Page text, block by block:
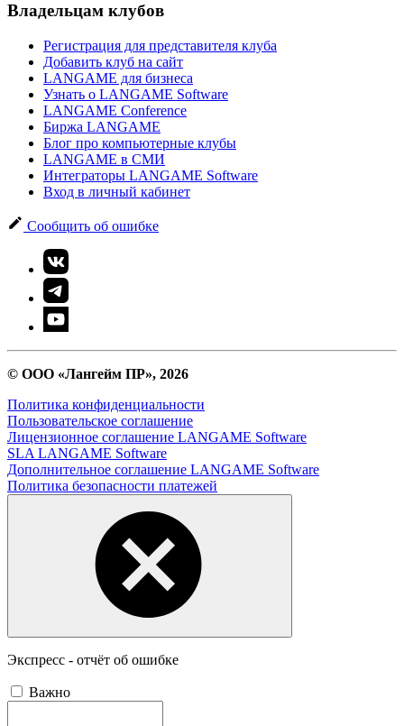
Владельцам клубов
Регистрация для представителя клуба
Добавить клуб на сайт
LANGAME для бизнеса
Узнать о LANGAME Software
LANGAME Conference
Биржа LANGAME
Блог про компьютерные клубы
LANGAME в СМИ
Интеграторы LANGAME Software
Вход в личный кабинет
Сообщить об ошибке
© ООО «Лангейм ПР», 2026
Политика конфиденциальности
Пользовательское соглашение
Лицензионное соглашение LANGAME Software
SLA LANGAME Software
Дополнительное соглашение LANGAME Software
Политика безопасности платежей
Экспресс - отчёт об ошибке
Важно